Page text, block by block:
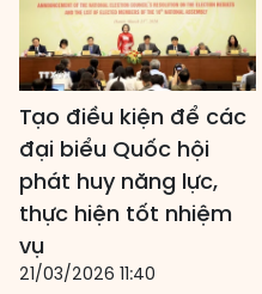
Tạo điều kiện để các
đại biểu Quốc hội
phát huy năng lực,
thực hiện tốt nhiệm
vụ
21/03/2026 11:40